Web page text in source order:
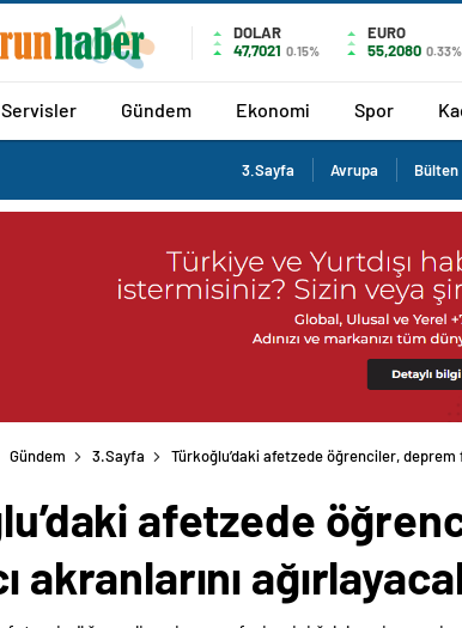
DOLAR
47,7021 0.15%
EURO
55,2080 0.33%
Servisler Gündem Ekonomi Spor
3.Sayfa Avrupa Bülten
Gündem 3.Sayfa
Türkoğlu’daki afetzede öğrenciler, deprem
afetzede
akranlarını